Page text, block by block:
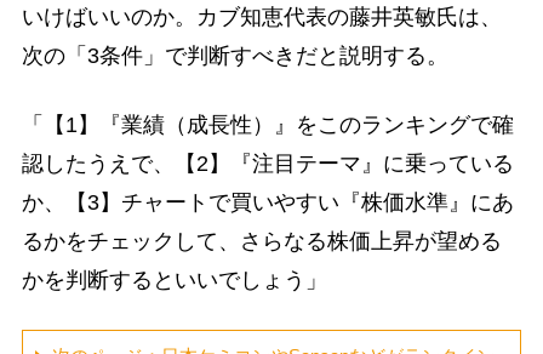
いけばいいのか。カブ知恵代表の藤井英敏氏は、
次の「3条件」で判断すべきだと説明する。
「【1】『業績（成長性）』をこのランキングで確
認したうえで、【2】『注目テーマ』に乗っている
か、【3】チャートで買いやすい『株価水準』にあ
るかをチェックして、さらなる株価上昇が望める
かを判断するといいでしょう」